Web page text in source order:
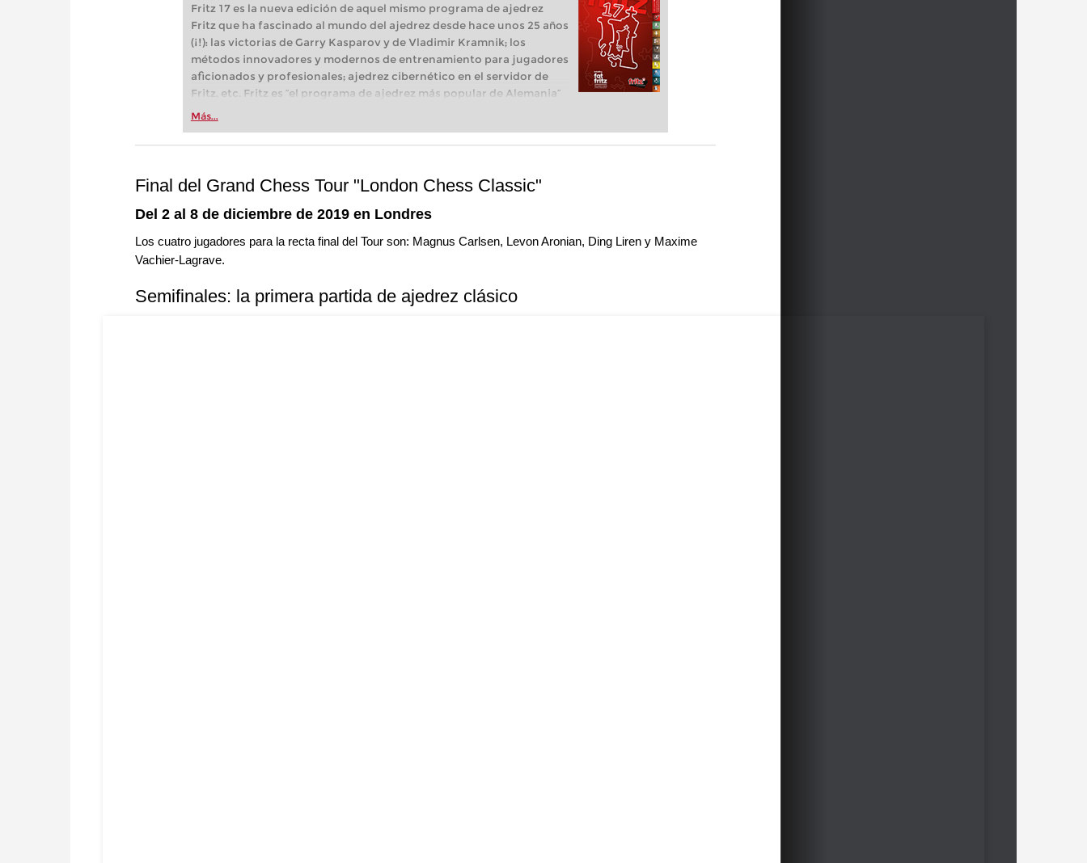
Fritz 17 es la nueva edición de aquel mismo programa de ajedrez
Fritz que ha fascinado al mundo del ajedrez desde hace unos 25 años
(¡!): las victorias de Garry Kasparov y de Vladimir Kramnik; los
métodos innovadores y modernos de entrenamiento para jugadores
aficionados y profesionales; ajedrez cibernético en el servidor de
Fritz, etc. Fritz es “el programa de ajedrez más popular de Alemania”
(Der Spiegel) y ofrece todo lo que necesita el ajedrecista. La novedad
neuronal de inteligencia artificial, "Fat Fritz".
Más...
Final del Grand Chess Tour "London Chess Classic"
Del 2 al 8 de diciembre de 2019 en Londres
Los cuatro jugadores para la recta final del Tour son: Magnus Carlsen, Levon Aronian, Ding Liren y Maxime
Vachier-Lagrave.
Semifinales: la primera partida de ajedrez clásico